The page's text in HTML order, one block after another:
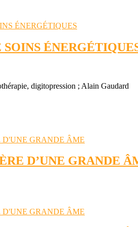
SOINS
digitopression ; Alain Gaudard
D’UNE GRANDE